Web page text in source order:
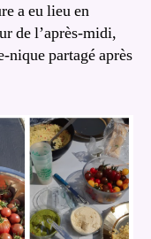
a eu lieu en
de l’après-midi,
nique partagé après